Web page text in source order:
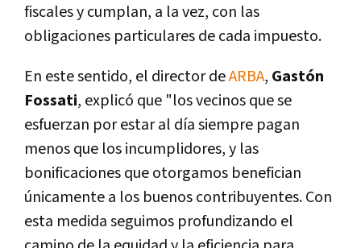
fiscales y cumplan, a la vez, con las
obligaciones particulares de cada impuesto.
En este sentido, el director deARBA, Gastón
Fossati, explicó que "los vecinos que se
esfuerzan por estar al dí­a siempre pagan
menos que los incumplidores, y las
bonificaciones que otorgamos benefician
únicamente a los buenos contribuyentes. Con
esta medida seguimos profundizando el